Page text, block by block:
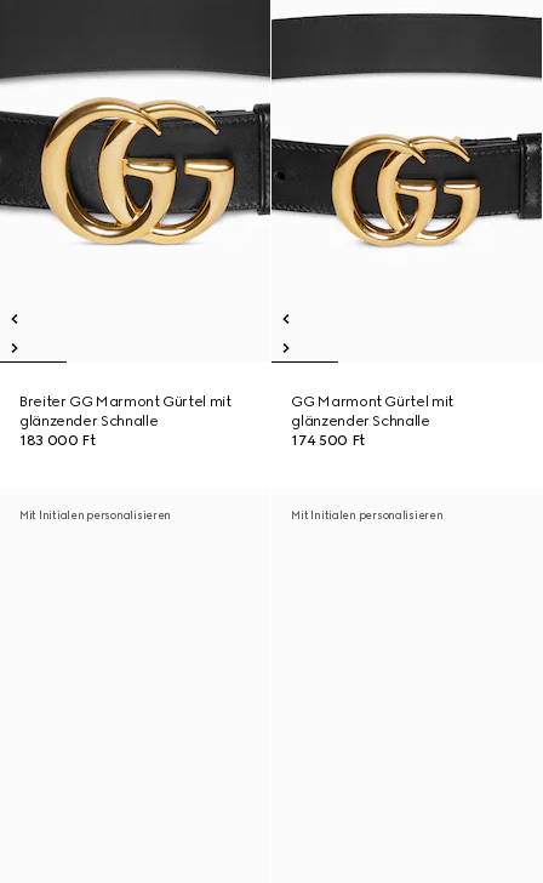
Breiter GG Marmont Gürtel mit
glänzender Schnalle
183 000 Ft
GG Marmont Gürtel mit
glänzender Schnalle
174 500 Ft
Mit Initialen personalisieren Mit Initialen personalisieren